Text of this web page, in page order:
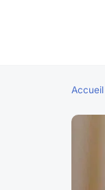
Accueil